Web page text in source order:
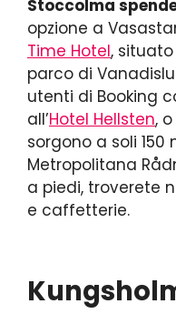
Stoccolma
opzione a
Time Hotel,
parco di
utenti di Booking
all’Hotel Hellsten, o
sorgono a soli
Metropolitana
a piedi, troverete
e caffetterie.